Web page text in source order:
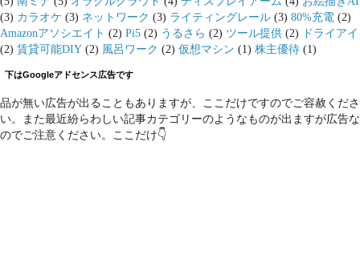
(3) カラオケ (3) ネットワーク (3) ライティングレール (3) 80%充電 (2)
Amazonアソシエイト (2) Pi5 (2) うるさら (2) ツール提供 (2)
ドライアイ
(2) 賃貸可能DIY (2) 風呂ワーク (2) 仮想マシン (1) 株主優待 (1)
下はGoogleアドセンス広告です
品が無い広告が出ることもありますが、ここだけですのでご容赦くださ
い。また最近紛らわしい記事カテゴリーのようなものが出ますが広告な
のでご注意ください。ここだけ👇